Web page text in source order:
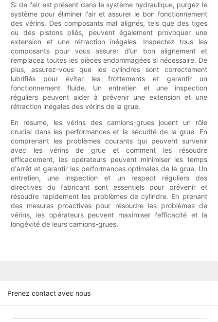
Si de l'air est présent dans le système hydraulique, purgez le
système pour éliminer l'air et assurer le bon fonctionnement
des vérins. Des composants mal alignés, tels que des tiges
ou des pistons pliés, peuvent également provoquer une
extension et une rétraction inégales. Inspectez tous les
composants pour vous assurer d’un bon alignement et
remplacez toutes les pièces endommagées si nécessaire. De
plus, assurez-vous que les cylindres sont correctement
lubrifiés pour éviter les frottements et garantir un
fonctionnement fluide. Un entretien et une inspection
réguliers peuvent aider à prévenir une extension et une
rétraction inégales des vérins de la grue.
En résumé, les vérins des camions-grues jouent un rôle
crucial dans les performances et la sécurité de la grue. En
comprenant les problèmes courants qui peuvent survenir
avec les vérins de grue et comment les résoudre
efficacement, les opérateurs peuvent minimiser les temps
d'arrêt et garantir les performances optimales de la grue. Un
entretien, une inspection et un respect réguliers des
directives du fabricant sont essentiels pour prévenir et
résoudre rapidement les problèmes de cylindre. En prenant
des mesures proactives pour résoudre les problèmes de
vérins, les opérateurs peuvent maximiser l'efficacité et la
longévité de leurs camions-grues.
Prenez contact avec nous